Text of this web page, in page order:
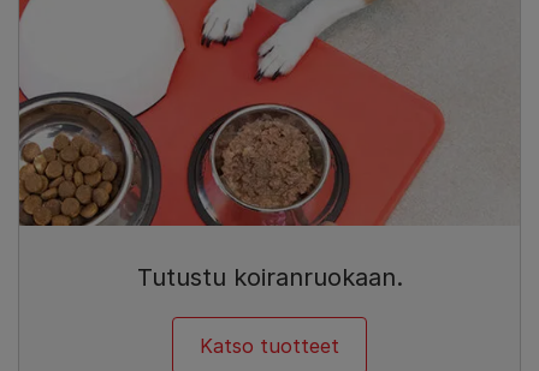
Tutustu koiranruokaan.
Katso tuotteet